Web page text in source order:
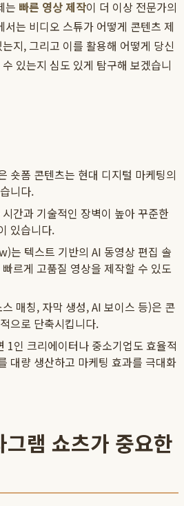
는 빠른 영상 제작이 더 이상 전문가의
는 비디오 스튜가 어떻게 콘텐츠 제
지, 그리고 이를 활용해 어떻게 당신
있는지 심도 있게 탐구해 보겠습니
숏폼 콘텐츠는 현대 디지털 마케팅의
니다.
간과 기술적인 장벽이 높아 꾸준한
있습니다.
는 텍스트 기반의 AI 동영상 편집 솔
르게 고품질 영상을 제작할 수 있도
매칭, 자막 생성, AI 보이스 등)은 콘
으로 단축시킵니다.
1인 크리에이터나 중소기업도 효율적
대량 생산하고 마케팅 효과를 극대화
램 쇼츠가 중요한